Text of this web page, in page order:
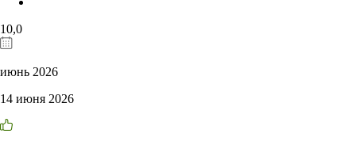
10,0
июнь 2026
14 июня 2026